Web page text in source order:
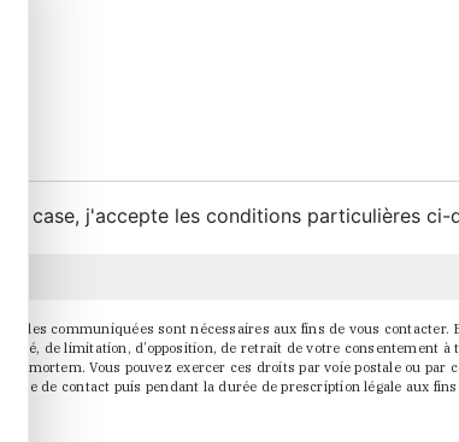
case, j'accepte les conditions particulières ci-
communiquées sont nécessaires aux fins de vous
de limitation, d’opposition, de retrait de votre
mortem. Vous pouvez exercer ces droits par voie postale ou
prise de contact puis pendant la durée de prescription légale aux